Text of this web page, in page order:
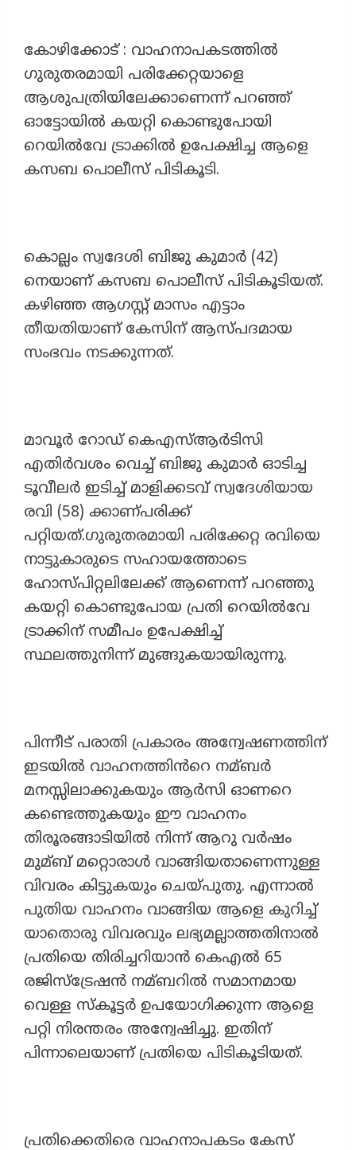
കോഴിക്കോട് : വാഹനാപകടത്തില്‍
ഗുരുതരമായി പരിക്കേറ്റയാളെ
ആശുപത്രിയിലേക്കാണെന്ന് പറഞ്ഞ്
ഓട്ടോയില്‍ കയറ്റി കൊണ്ടുപോയി
റെയില്‍വേ ട്രാക്കില്‍ ഉപേക്ഷിച്ച ആളെ
കസബ പൊലീസ് പിടികൂടി.
കൊല്ലം സ്വദേശി ബിജു കുമാർ (42)
നെയാണ് കസബ പൊലീസ് പിടികൂടിയത്.
കഴിഞ്ഞ ആഗസ്റ്റ് മാസം എട്ടാം
തീയതിയാണ് കേസിന് ആസ്പദമായ
സംഭവം നടക്കുന്നത്.
മാവൂർ റോഡ് കെഎസ്‌ആർടിസി
എതിർവശം വെച്ച്‌ ബിജു കുമാർ ഓടിച്ച
ടൂവീലർ ഇടിച്ച്‌ മാളിക്കടവ് സ്വദേശിയായ
രവി (58) ക്കാണ്പരിക്ക്
പറ്റിയത്.ഗുരുതരമായി പരിക്കേറ്റ രവിയെ
നാട്ടുകാരുടെ സഹായത്തോടെ
ഹോസ്പിറ്റലിലേക്ക് ആണെന്ന് പറഞ്ഞു
കയറ്റി കൊണ്ടുപോയ പ്രതി റെയില്‍വേ
ട്രാക്കിന് സമീപം ഉപേക്ഷിച്ച്‌
സ്ഥലത്തുനിന്ന് മുങ്ങുകയായിരുന്നു.
പിന്നീട് പരാതി പ്രകാരം അന്വേഷണത്തിന്
ഇടയില്‍ വാഹനത്തിൻറെ നമ്ബർ
മനസ്സിലാക്കുകയും ആർസി ഓണറെ
കണ്ടെത്തുകയും ഈ വാഹനം
തിരൂരങ്ങാടിയില്‍ നിന്ന് ആറു വർഷം
മുമ്ബ് മറ്റൊരാള്‍ വാങ്ങിയതാണെന്നുള്ള
വിവരം കിട്ടുകയും ചെയ്പുതു. എന്നാല്‍
പുതിയ വാഹനം വാങ്ങിയ ആളെ കുറിച്ച്‌
യാതൊരു വിവരവും ലഭ്യമല്ലാത്തതിനാല്‍
പ്രതിയെ തിരിച്ചറിയാൻ കെഎല്‍ 65
രജിസ്ട്രേഷൻ നമ്ബറില്‍ സമാനമായ
വെള്ള സ്കൂട്ടർ ഉപയോഗിക്കുന്ന ആളെ
പറ്റി നിരന്തരം അന്വേഷിച്ചു. ഇതിന്
പിന്നാലെയാണ് പ്രതിയെ പിടികൂടിയത്.
പ്രതിക്കെതിരെ വാഹനാപകടം കേസ്